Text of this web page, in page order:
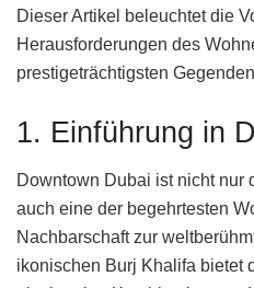
Dieser Artikel beleuchtet die
Herausforderungen des
prestigeträchtigsten
1. Einführung in
Downtown Dubai ist nicht nur
auch eine der begehrtesten
Nachbarschaft zur
ikonischen Burj Khalifa bietet